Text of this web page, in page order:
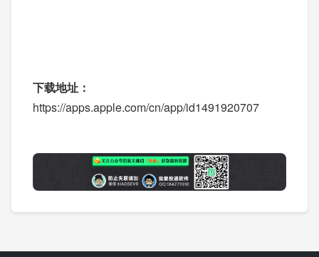
下载地址：
https://apps.apple.com/cn/app/id1491920707